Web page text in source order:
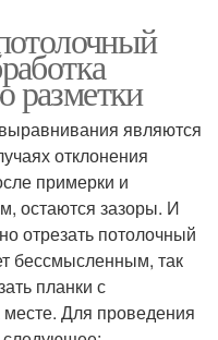
разметки
являются
отклонения
примерки и
остаются зазоры. И
отрезать потолочный
бессмысленным, так
планки с
Для проведения